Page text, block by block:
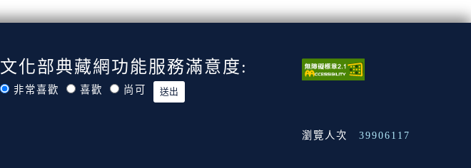
文化部典藏網功能服務滿意度:
非常喜歡 喜歡 尚可
瀏覽人次 39906117